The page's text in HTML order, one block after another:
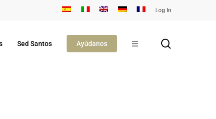
Log In
Sed Santos Ayúdanos